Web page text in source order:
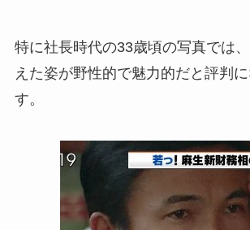
特に社長時代の33歳頃の写真では
えた姿が野性的で魅力的だと評判
す。